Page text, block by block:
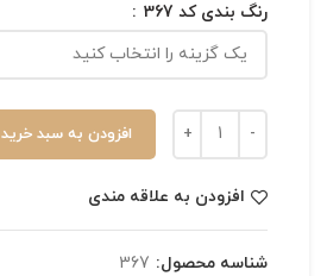
رنگ بندی کد 367
افزودن به سبد خرید
افزودن به علاقه مندی
شناسه محصول: 367